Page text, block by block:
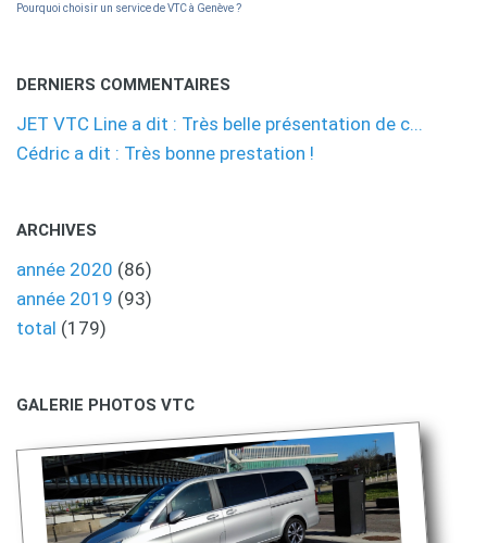
Pourquoi choisir un service de VTC à Genève ?
DERNIERS COMMENTAIRES
JET VTC Line a dit : Très belle présentation de c...
Cédric a dit : Très bonne prestation !
ARCHIVES
année 2020 (86)
année 2019 (93)
total (179)
GALERIE PHOTOS VTC